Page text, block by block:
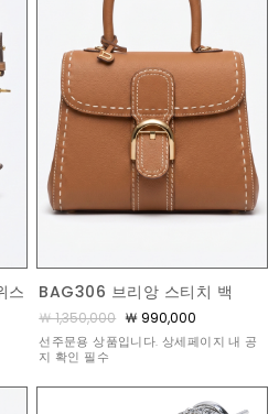
스 BAG306 브리앙 스티치 백
￦ 1,350,000 ￦ 990,000
선주문용 상품입니다. 상세페이지 내 공
지 확인 필수